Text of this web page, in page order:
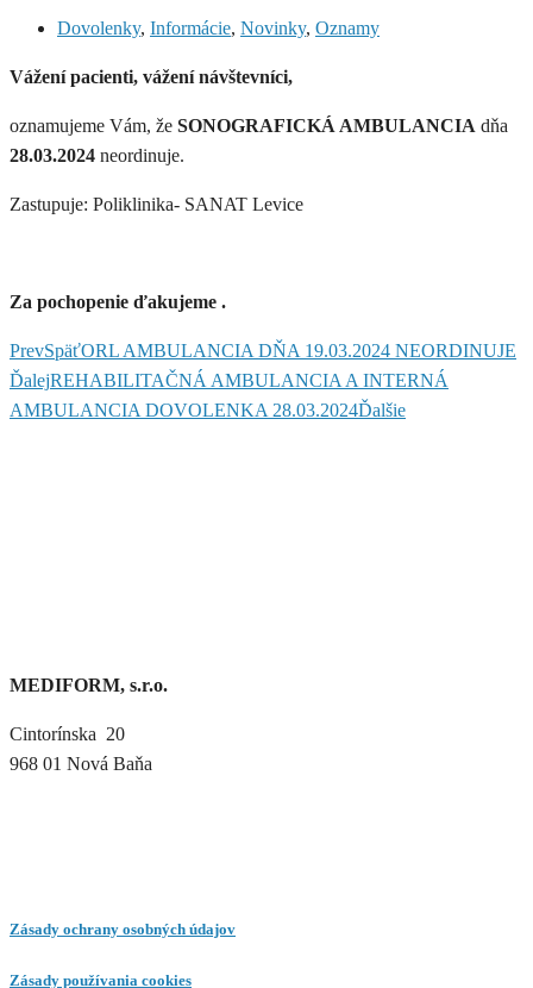
Dovolenky, Informácie, Novinky, Oznamy
Vážení pacienti, vážení návštevníci,
oznamujeme Vám, že SONOGRAFICKÁ AMBULANCIA dňa
28.03.2024 neordinuje.
Zastupuje: Poliklinika- SANAT Levice
Za pochopenie ďakujeme .
PrevSpäťORL AMBULANCIA DŇA 19.03.2024 NEORDINUJE
ĎalejREHABILITAČNÁ AMBULANCIA A INTERNÁ
AMBULANCIA DOVOLENKA 28.03.2024Ďalšie
MEDIFORM, s.r.o.
Cintorínska 20
968 01 Nová Baňa
Zásady ochrany osobných údajov
Zásady používania cookies